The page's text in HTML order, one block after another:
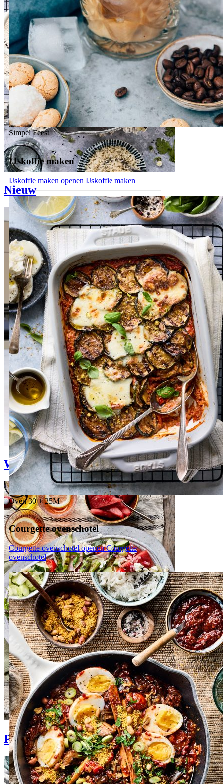
SimpelFeest
IJskoffie maken
IJskoffie maken openen IJskoffie maken
Oven30 + 25M
Courgette ovenschotel
Courgette ovenschotel openenCourgette
ovenschotel
Nieuw
Weekmenu
Pastasalades